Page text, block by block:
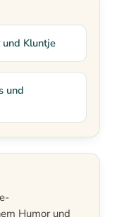
und Kluntje
und
Humor und